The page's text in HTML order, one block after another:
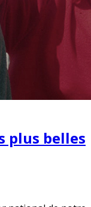
plus belles